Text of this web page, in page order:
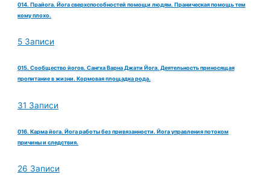
014. Прайога. Йога сверхспособностей помощи людям. Праническая помощь тем
кому плохо.
5 Записи
015. Сообщество йогов. Сангха Варна Джати Йога. Деятельность приносящая
пропитание в жизни. Кормовая площадка рода.
31 Записи
016. Карма йога. Йога работы без привязанности. Йога управления потоком
причины и следствия.
26 Записи